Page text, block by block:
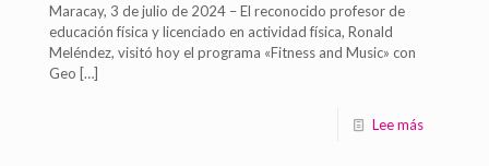
Maracay, 3 de julio de 2024 – El reconocido profesor de
educación física y licenciado en actividad física, Ronald
Meléndez, visitó hoy el programa «Fitness and Music» con
Geo […]
Lee más